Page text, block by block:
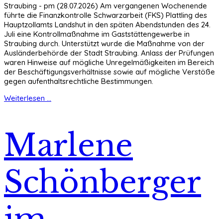
Straubing - pm (28.07.2026) Am vergangenen Wochenende
führte die Finanzkontrolle Schwarzarbeit (FKS) Plattling des
Hauptzollamts Landshut in den späten Abendstunden des 24.
Juli eine Kontrollmaßnahme im Gaststättengewerbe in
Straubing durch. Unterstützt wurde die Maßnahme von der
Ausländerbehörde der Stadt Straubing. Anlass der Prüfungen
waren Hinweise auf mögliche Unregelmäßigkeiten im Bereich
der Beschäftigungsverhältnisse sowie auf mögliche Verstöße
gegen aufenthaltsrechtliche Bestimmungen.
Weiterlesen ...
Marlene
Schönberger